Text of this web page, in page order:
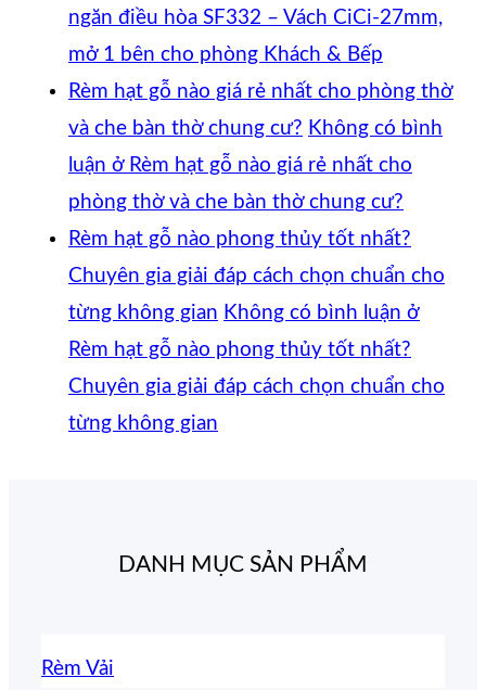
ngăn điều hòa SF332 – Vách CiCi-27mm,
mở 1 bên cho phòng Khách & Bếp
Rèm hạt gỗ nào giá rẻ nhất cho phòng thờ
và che bàn thờ chung cư? Không có bình
luận ở Rèm hạt gỗ nào giá rẻ nhất cho
phòng thờ và che bàn thờ chung cư?
Rèm hạt gỗ nào phong thủy tốt nhất?
Chuyên gia giải đáp cách chọn chuẩn cho
từng không gian Không có bình luận ở
Rèm hạt gỗ nào phong thủy tốt nhất?
Chuyên gia giải đáp cách chọn chuẩn cho
từng không gian
DANH MỤC SẢN PHẨM
Rèm Vải